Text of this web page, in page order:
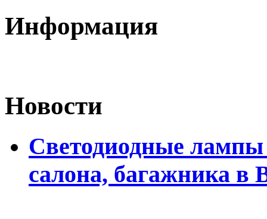
Информация
Новости
Светодиодные лампы
салона, багажника в